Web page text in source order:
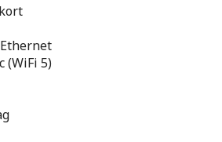
(WiFi 5)